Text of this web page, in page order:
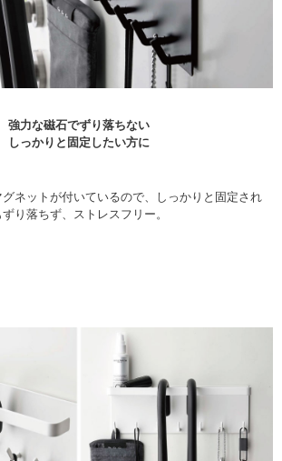
強力な磁石でずり落ちない
しっかりと固定したい方に
ネットが付いているので、しっかりと固定され
り落ちず、ストレスフリー。